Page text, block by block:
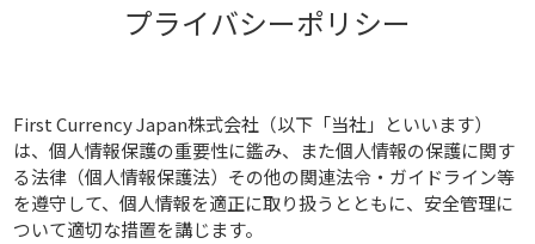
プライバシーポリシー
First Currency Japan株式会社（以下「当社」といいます）
は、個人情報保護の重要性に鑑み、また個人情報の保護に関す
る法律（個人情報保護法）その他の関連法令・ガイドライン等
を遵守して、個人情報を適正に取り扱うとともに、安全管理に
ついて適切な措置を講じます。